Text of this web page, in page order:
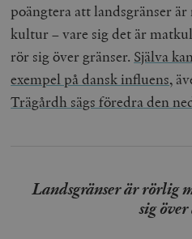
poängtera att landsgränser
kultur – vare sig det är
rör sig över gränser. Själva
exempel på dansk influens,
Trägårdh sägs föredra den
Landsgränser är rörlig
sig